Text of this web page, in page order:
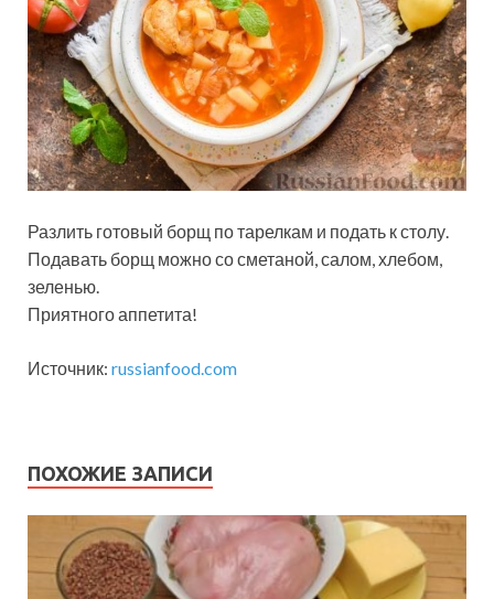
Разлить готовый борщ по тарелкам и подать к столу.
Подавать борщ можно со сметаной, салом, хлебом,
зеленью.
Приятного аппетита!
Источник: russianfood.com
ПОХОЖИЕ ЗАПИСИ